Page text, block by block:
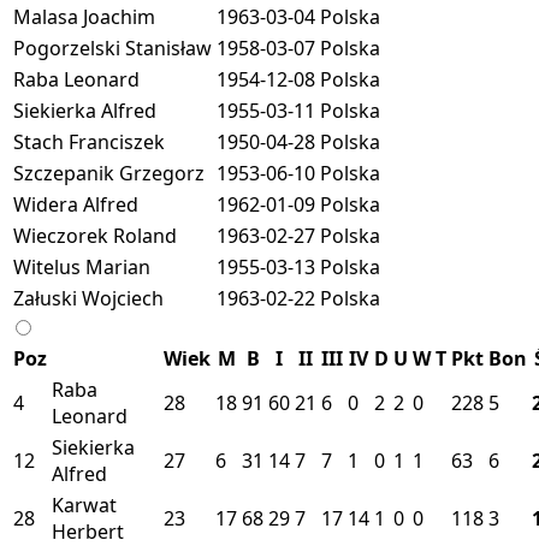
Malasa Joachim
1963-03-04 Polska
Pogorzelski Stanisław 1958-03-07 Polska
Raba Leonard
1954-12-08 Polska
Siekierka Alfred
1955-03-11 Polska
Stach Franciszek
1950-04-28 Polska
Szczepanik Grzegorz 1953-06-10 Polska
Widera Alfred
1962-01-09 Polska
Wieczorek Roland
1963-02-27 Polska
Witelus Marian
1955-03-13 Polska
Załuski Wojciech
1963-02-22 Polska
Poz Wiek M B I II III IV D U WT Pkt Bon
4
Raba
Leonard
28 1891 6021 6 0 2 2 0 228 5
12
Siekierka
Alfred
27 6 31 147 7 1 0 1 1 63 6
28
Karwat
Herbert
23 17 68297 17 14 1 0 0 1183